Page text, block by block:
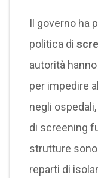
Il governo ha
politica di
autorità
per impedire
negli
di screening
strutture
reparti di